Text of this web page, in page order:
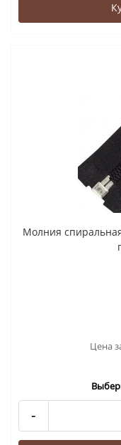
Молния
Цена
-